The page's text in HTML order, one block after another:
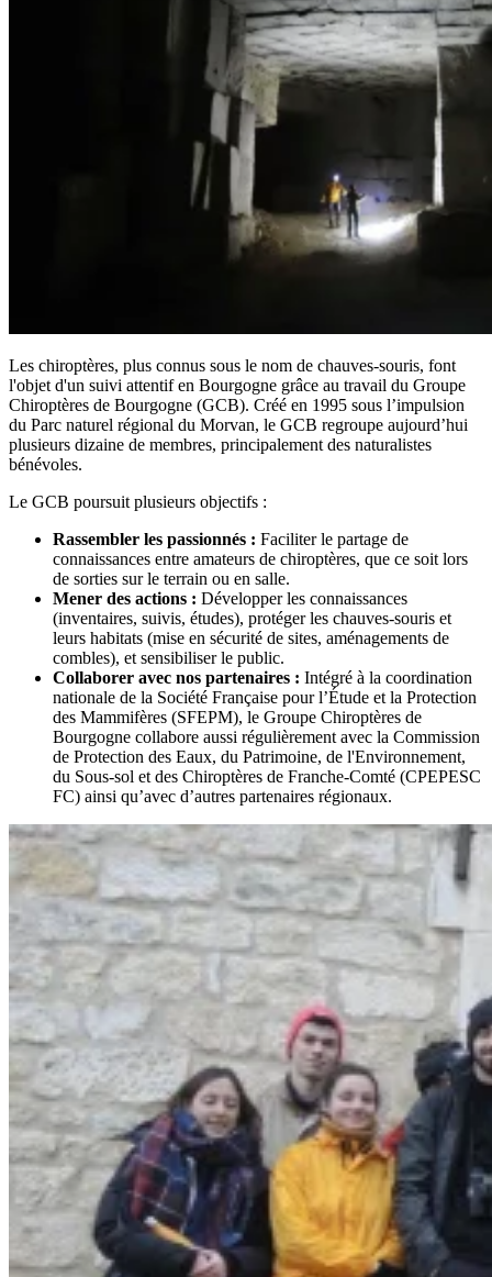
Les chiroptères, plus connus sous le nom de chauves-souris, font
l'objet d'un suivi attentif en Bourgogne grâce au travail du Groupe
Chiroptères de Bourgogne (GCB). Créé en 1995 sous l’impulsion
du Parc naturel régional du Morvan, le GCB regroupe aujourd’hui
plusieurs dizaine de membres, principalement des naturalistes
bénévoles.
Le GCB poursuit plusieurs objectifs :
Rassembler les passionnés : Faciliter le partage de
connaissances entre amateurs de chiroptères, que ce soit lors
de sorties sur le terrain ou en salle.
Mener des actions : Développer les connaissances
(inventaires, suivis, études), protéger les chauves-souris et
leurs habitats (mise en sécurité de sites, aménagements de
combles), et sensibiliser le public.
Collaborer avec nos partenaires : Intégré à la coordination
nationale de la Société Française pour l’Étude et la Protection
des Mammifères (SFEPM), le Groupe Chiroptères de
Bourgogne collabore aussi régulièrement avec la Commission
de Protection des Eaux, du Patrimoine, de l'Environnement,
du Sous-sol et des Chiroptères de Franche-Comté (CPEPESC
FC) ainsi qu’avec d’autres partenaires régionaux.